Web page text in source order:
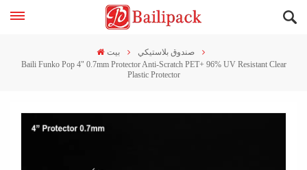
بيت
صندوق بلاستيكي
Baili Funko Pop 4" 0.7mm Protector Anti-Scratch PET+ 96% UV Resistant Clear
Plastic Protector